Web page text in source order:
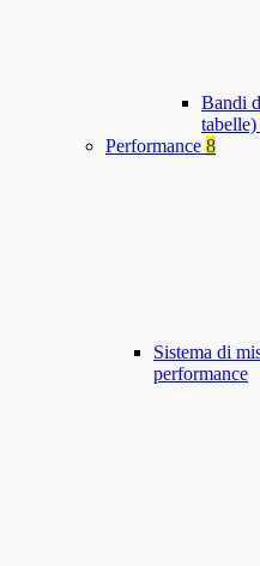
Bandi
tabelle)
Performance 8
Sistema di
performance